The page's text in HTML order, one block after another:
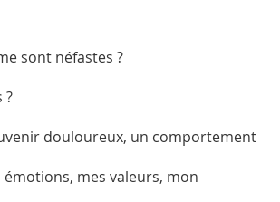
sont néfastes ?
?
douloureux, un comportement
mes valeurs, mon